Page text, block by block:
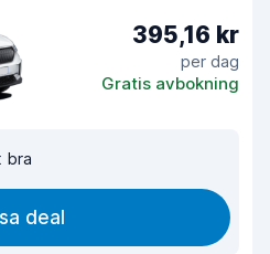
395,16 kr
per dag
Gratis avbokning
bra
deal